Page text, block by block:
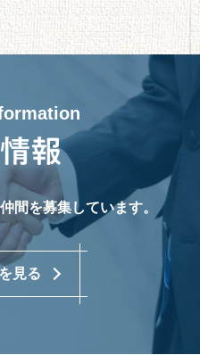
間を募集しています。
見る